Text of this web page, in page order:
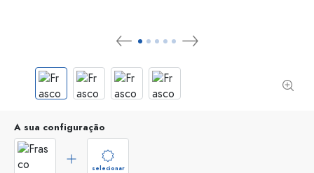
A sua configuração
selecionar